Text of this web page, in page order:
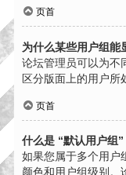
页首
为什么某些用户组能
论坛管理员可以为不
区分版面上的用户所
页首
什么是 “默认用户组”
如果您属于多个用户
颜色和用户组级别。